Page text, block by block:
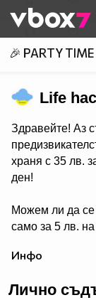
👾
🎉 PARTY TIME
Life
Здравейте! Аз
храня с 35 лв.
ден!
Можем ли да се
само за 5 лв.
Инфо
Лично